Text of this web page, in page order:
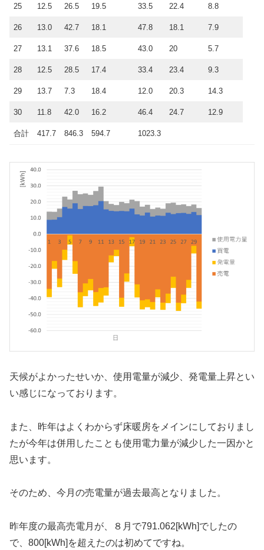
25 12.5 26.5 19.5 33.5 22.4 8.8
26 13.0 42.7 18.1 47.8 18.1 7.9
27 13.1 37.6 18.5 43.0 20 5.7
28 12.5 28.5 17.4 33.4 23.4 9.3
29 13.7 7.3 18.4 12.0 20.3 14.3
30 11.8 42.0 16.2 46.4 24.7 12.9
合計 417.7 846.3 594.7 1023.3
天候がよかったせいか、使用電量が減少、発電量上昇とい
い感じになっております。
また、昨年はよくわからず床暖房をメインにしておりまし
たが今年は併用したことも使用電力量が減少した一因かと
思います。
そのため、今月の売電量が過去最高となりました。
昨年度の最高売電月が、８月で791.062[kWh]でしたの
で、800[kWh]を超えたのは初めてですね。